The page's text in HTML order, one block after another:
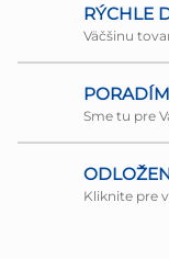
RÝCHLE
Väčšinu
Sme tu pre
Kliknite pre